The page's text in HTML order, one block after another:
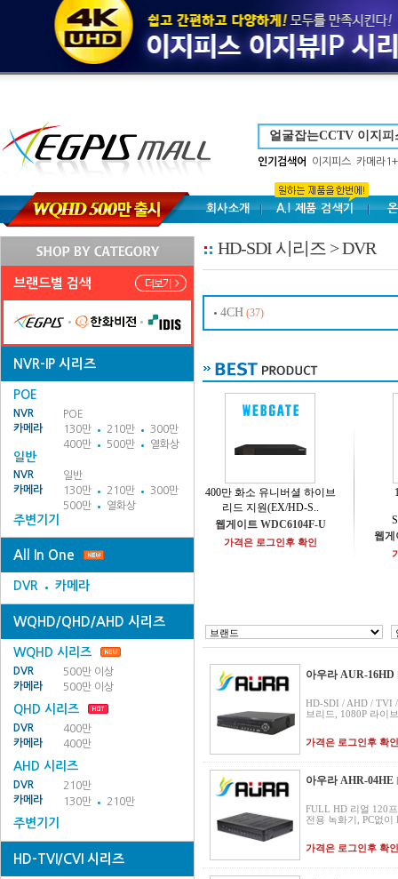
인기검색어 이지피스 카메라
회사소개 A.I 제품 검색기
브랜드별 검색
NVR-IP 시리즈
POE
NVR
POE
카메라
130만 210만
300만
400만
500만 열화상
일반
NVR
일반
카메라
130만 210만
300만
500만
열화상
주변기기
All In One
DVR 카메라
WQHD/QHD/AHD 시리즈
WQHD 시리즈
DVR
500만 이상
카메라
500만 이상
QHD 시리즈
DVR
400만
카메라
400만
AHD 시리즈
DVR
210만
카메라
130만 210만
주변기기
HD-TVI/CVI 시리즈
HD-SDI 시리즈 > DVR
4CH (37)
400만 화소 유니버셜 하이브
리드 지원(EX/HD-S..
웹게이트 WDC6104F-U
가격은 로그인후 확인
웹게
아우라 AUR-16HD
HD-SDI / AHD / TVI
브리드, 1080P 라이
가격은 로그인후 확인
아우라 AHR-04HE
FULL HD 리얼 120
전용 녹화기, PC없
가격은 로그인후 확인